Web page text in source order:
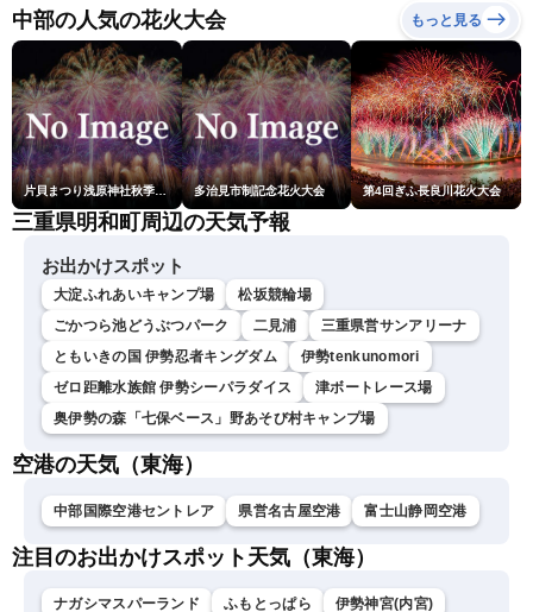
ニュースLiVEイブニング・
小川千奈／芳野達郎〉
中部の人気の花火大会 もっと見る
片貝まつり浅原神社秋季例大祭奉納大煙火 多治見市制記念花火大会 第4回ぎふ長良川花火大会
三重県明和町周辺の天気予報
お出かけスポット
大淀ふれあいキャンプ場
松坂競輪場
ごかつら池どうぶつパーク
二見浦
三重県営サンアリーナ
ともいきの国 伊勢忍者キングダム
伊勢tenkunomori
ゼロ距離水族館 伊勢シーパラダイス
津ボートレース場
奥伊勢の森「七保ベース」野あそび村キャンプ場
空港の天気（東海）
中部国際空港セントレア 県営名古屋空港 富士山静岡空港
注目のお出かけスポット天気（東海）
ナガシマスパーランド ふもとっぱら 伊勢神宮(内宮)